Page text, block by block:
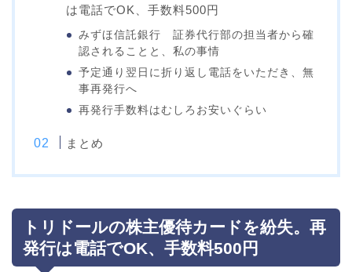
は電話でOK、手数料500円
みずほ信託銀行 証券代行部の担当者から確
認されることと、私の事情
予定通り翌日に折り返し電話をいただき、無
事再発行へ
再発行手数料はむしろお安いぐらい
まとめ
トリドールの株主優待カードを紛失。再
発行は電話でOK、手数料500円